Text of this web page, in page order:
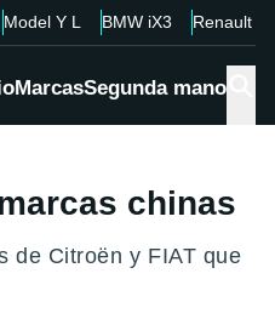
Model Y L BMW iX3 Renault
MarcasSegunda mano
chinas
de Citroën y FIAT que